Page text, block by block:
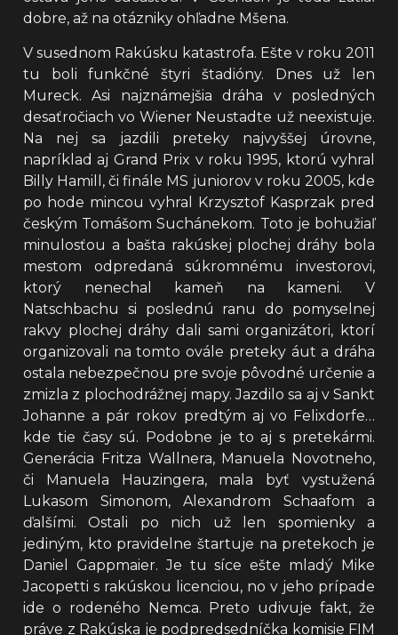
dobre, až na otázniky ohľadne Mšena.
V susednom Rakúsku katastrofa. Ešte v roku 2011
tu boli funkčné štyri štadióny. Dnes už len
Mureck. Asi najznámejšia dráha v posledných
desaťročiach vo Wiener Neustadte už neexistuje.
Na nej sa jazdili preteky najvyššej úrovne,
napríklad aj Grand Prix v roku 1995, ktorú vyhral
Billy Hamill, či finále MS juniorov v roku 2005, kde
po hode mincou vyhral Krzysztof Kasprzak pred
českým Tomášom Suchánekom. Toto je bohužiaľ
minulosťou a bašta rakúskej plochej dráhy bola
mestom odpredaná súkromnému investorovi,
ktorý nenechal kameň na kameni. V
Natschbachu si poslednú ranu do pomyselnej
rakvy plochej dráhy dali sami organizátori, ktorí
organizovali na tomto ovále preteky áut a dráha
ostala nebezpečnou pre svoje pôvodné určenie a
zmizla z plochodrážnej mapy. Jazdilo sa aj v Sankt
Johanne a pár rokov predtým aj vo Felixdorfe…
kde tie časy sú. Podobne je to aj s pretekármi.
Generácia Fritza Wallnera, Manuela Novotneho,
či Manuela Hauzingera, mala byť vystužená
Lukasom Simonom, Alexandrom Schaafom a
ďalšími. Ostali po nich už len spomienky a
jediným, kto pravidelne štartuje na pretekoch je
Daniel Gappmaier. Je tu síce ešte mladý Mike
Jacopetti s rakúskou licenciou, no v jeho prípade
ide o rodeného Nemca. Preto udivuje fakt, že
práve z Rakúska je podpredsedníčka komisie FIM